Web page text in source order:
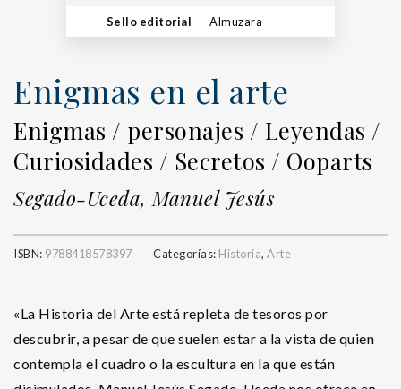
Sello editorial Almuzara
Enigmas en el arte
Enigmas / personajes / Leyendas /
Curiosidades / Secretos / Ooparts
Segado-Uceda, Manuel Jesús
ISBN: 9788418578397 Categorías: Historia, Arte
«La Historia del Arte está repleta de tesoros por
descubrir, a pesar de que suelen estar a la vista de quien
contempla el cuadro o la escultura en la que están